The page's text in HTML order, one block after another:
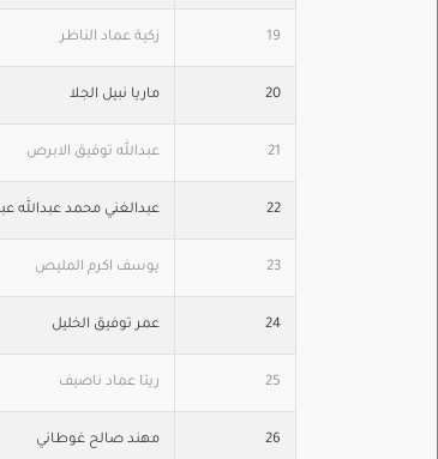
19 زكية عماد الناظر
20 ماريا نبيل الجلا
21 عبدالله توفيق الابرص
22 عبدالغني محمد عبدالله
23 يوسف اكرم المليص
24 عمر توفيق الخليل
25 ريتا عماد ناصيف
26 مهند صالح غوطاني